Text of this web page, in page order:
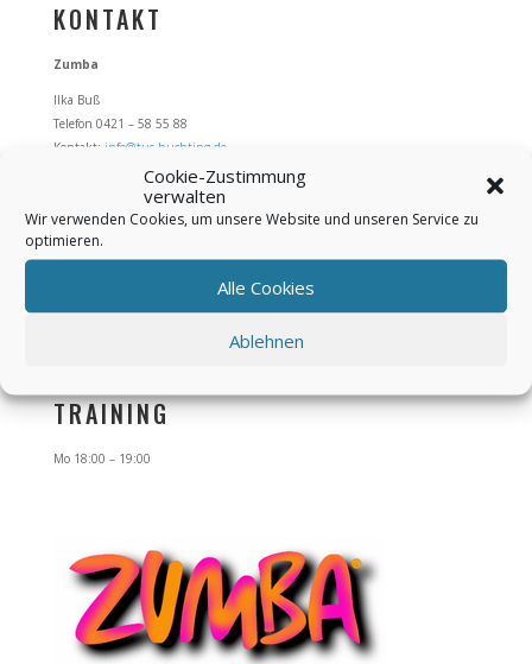
Cookie-Zustimmung
verwalten
Wir verwenden Cookies, um unsere Website und unseren Service zu
optimieren.
Alle Cookies
Ablehnen
KONTAKT
Zumba
Ilka Buß
Telefon 0421 – 58 55 88
Kontakt: info@tus-huchting.de
TRAININGSORT
Vereinszentrum
28259 Bremen
TRAINING
Mo 18:00 – 19:00